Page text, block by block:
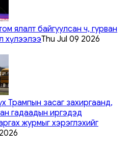
ялалт байгуулсан ч, гурван
хүлээлээThu Jul 09 2026
Трампын засаг захиргаанд,
гадаадын иргэдэд
журмыг хэрэглэхийг